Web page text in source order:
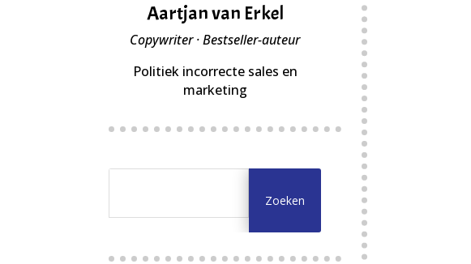
Aartjan van Erkel
Copywriter · Bestseller-auteur
Politiek incorrecte sales en
marketing